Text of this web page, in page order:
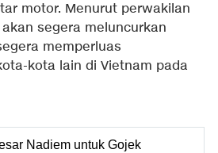
motor. Menurut perwakilan
segera meluncurkan
memperluas
kota lain di Vietnam pada
Nadiem untuk Gojek